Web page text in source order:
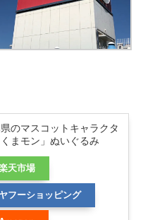
のマスコットキャラクタ
まモン」ぬいぐるみ
天市場
ヤフーショッピング